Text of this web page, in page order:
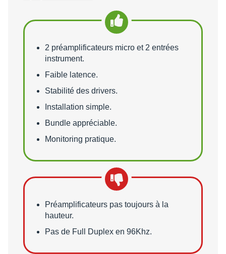
Points forts
2 préamplificateurs micro et 2 entrées
instrument.
Faible latence.
Stabilité des drivers.
Installation simple.
Bundle appréciable.
Monitoring pratique.
Points faibles
Préamplificateurs pas toujours à la
hauteur.
Pas de Full Duplex en 96Khz.